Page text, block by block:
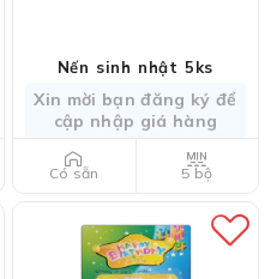
Nến sinh nhật 5ks
Xin mời bạn đăng ký để
cập nhập giá hàng
Có sẵn 5 bộ